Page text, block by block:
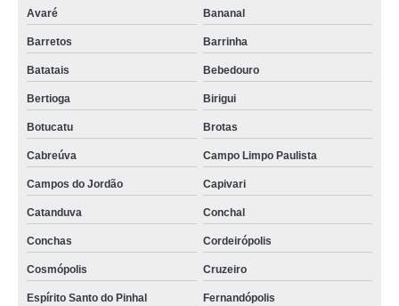
Avaré Bananal
Barretos Barrinha
Batatais Bebedouro
Bertioga Birigui
Botucatu Brotas
Cabreúva Campo Limpo Paulista
Campos do Jordão Capivari
Catanduva Conchal
Conchas Cordeirópolis
Cosmópolis Cruzeiro
Espírito Santo do Pinhal Fernandópolis